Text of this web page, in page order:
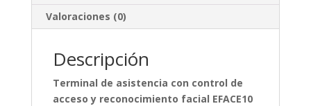
Valoraciones (0)
Descripción
Terminal de asistencia con control de
acceso y reconocimiento facial EFACE10